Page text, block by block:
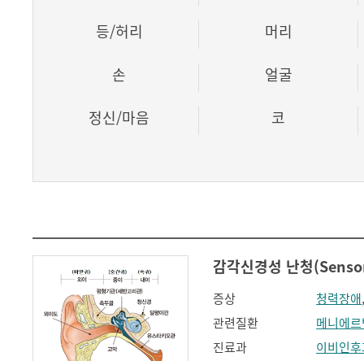
등/허리
머리
손
얼굴
정신/마음
코
감각신경성 난청
증상 청력장애
관련질환
메니에
진료과
이비인